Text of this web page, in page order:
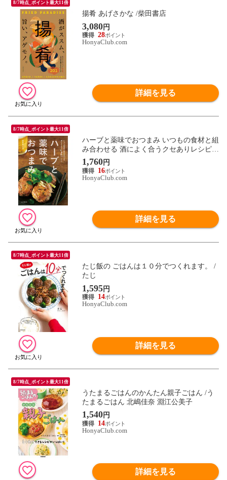
8/7時点_ポイント最大11倍
揚肴 あげさかな /柴田書店
3,080円
28
HonyaClub.com
詳細を見る
8/7時点_ポイント最大11倍
ハーブと薬味でおつまみ いつもの食材と組
み合わせる 酒によく合うクセありレシピ /
若井めぐみ
1,760円
16
HonyaClub.com
詳細を見る
8/7時点_ポイント最大11倍
たじ飯の ごはんは１０分でつくれます。 /
たじ
1,595円
14
HonyaClub.com
詳細を見る
8/7時点_ポイント最大11倍
うたまるごはんのかんたん親子ごはん /う
たまるごはん 北嶋佳奈 淵江公美子
1,540円
14
HonyaClub.com
詳細を見る